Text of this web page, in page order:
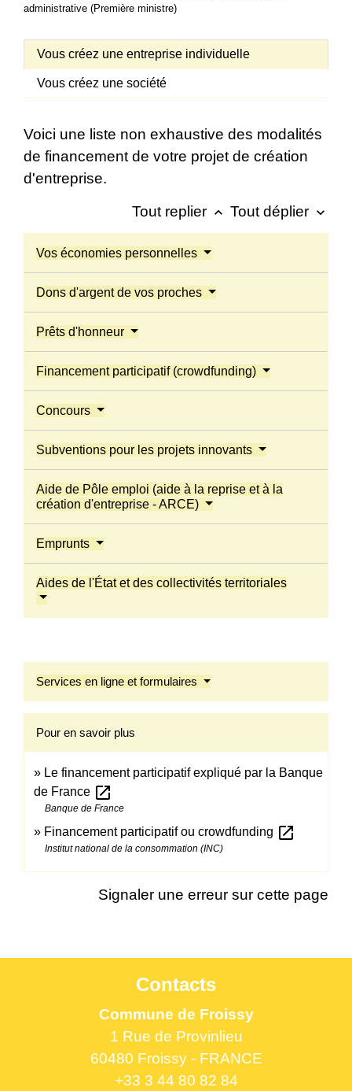
administrative (Première ministre)
Vous créez une entreprise individuelle
Vous créez une société
Voici une liste non exhaustive des modalités
de financement de votre projet de création
d'entreprise.
Tout replier keyboard_arrow_up Tout déplier keyboard_arrow_down
Vos économies personnelles
Dons d'argent de vos proches
Prêts d'honneur
Financement participatif (crowdfunding)
Concours
Subventions pour les projets innovants
Aide de Pôle emploi (aide à la reprise et à la
création d'entreprise - ARCE)
Emprunts
Aides de l'État et des collectivités territoriales
Services en ligne et formulaires
Pour en savoir plus
Le financement participatif expliqué par la Banque
de France open_in_new
Banque de France
Financement participatif ou crowdfunding open_in_new
Institut national de la consommation (INC)
Signaler une erreur sur cette page
Contacts
Commune de Froissy
1 Rue de Provinlieu
60480 Froissy - FRANCE
+33 3 44 80 82 84